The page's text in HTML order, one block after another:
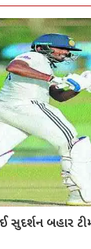
સુદર્શન બહાર